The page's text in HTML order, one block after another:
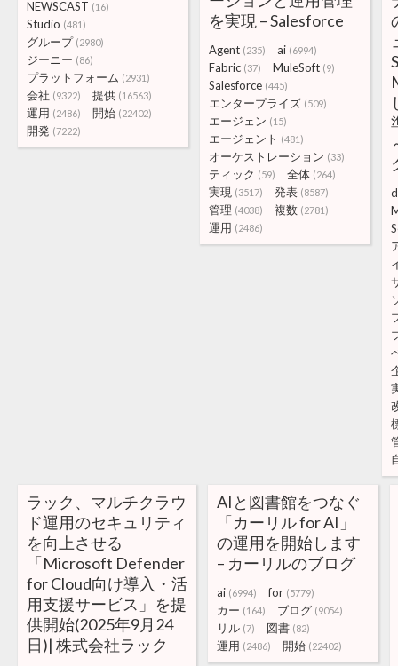
NEWSCAST (16)
Studio (481)
グループ (2980)
ジーニー (86)
プラットフォーム (2931)
会社 (9322) 提供 (16563)
運用 (2486) 開始 (22402)
開発 (7222)
を実現 – Salesforce
Agent (235) ai (6994)
Fabric (37) MuleSoft (9)
Salesforce (445)
エンタープライズ (509)
エージェン (15)
エージェント (481)
オーケストレーション (33)
ティック (59) 全体 (264)
実現 (3517) 発表 (8587)
管理 (4038) 複数 (2781)
運用 (2486)
ラック、マルチクラウ
ド運用のセキュリティ
を向上させる
「Microsoft Defender
for Cloud向け導入・活
用支援サービス」を提
供開始(2025年9月24
日)| 株式会社ラック
AIと図書館をつなぐ
「カーリル for AI」
の運用を開始します
– カーリルのブログ
ai (6994) for (5779)
カー (164) ブログ (9054)
リル (7) 図書 (82)
運用 (2486) 開始 (22402)